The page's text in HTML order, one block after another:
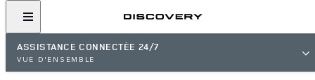
ASSISTANCE CONNECTÉE 24/7
VUE D'ENSEMBLE